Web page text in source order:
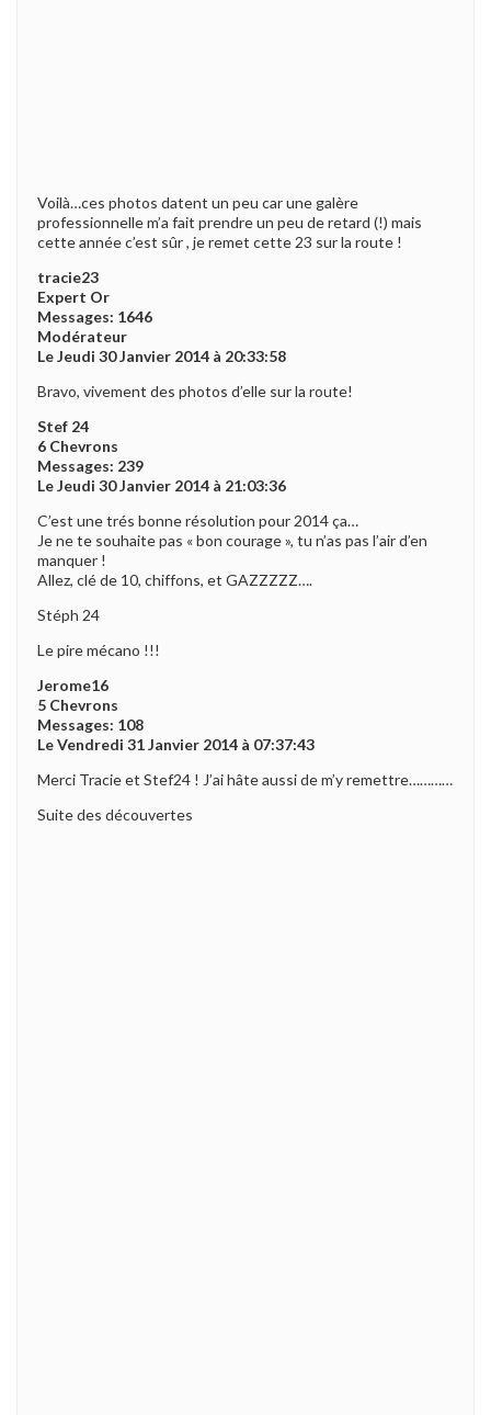
Voilà…ces photos datent un peu car une galère
professionnelle m’a fait prendre un peu de retard (!) mais
cette année c’est sûr , je remet cette 23 sur la route !
tracie23
Expert Or
Messages: 1646
Modérateur
Le Jeudi 30 Janvier 2014 à 20:33:58
Bravo, vivement des photos d’elle sur la route!
Stef 24
6 Chevrons
Messages: 239
Le Jeudi 30 Janvier 2014 à 21:03:36
C’est une trés bonne résolution pour 2014 ça…
Je ne te souhaite pas « bon courage », tu n’as pas l’air d’en
manquer !
Allez, clé de 10, chiffons, et GAZZZZZ….
Stéph 24
Le pire mécano !!!
Jerome16
5 Chevrons
Messages: 108
Le Vendredi 31 Janvier 2014 à 07:37:43
Merci Tracie et Stef24 ! J’ai hâte aussi de m’y remettre…………
Suite des découvertes